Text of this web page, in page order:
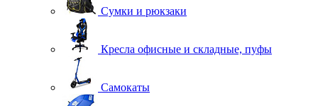
Сумки и рюкзаки
Кресла офисные и складные, пуфы
Самокаты